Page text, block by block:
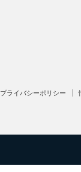
プライバシーポリシー